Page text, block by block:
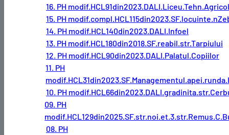
08. PH
09. PH
10. PH
11. PH
12. PH modif.HCL90din2023.DALI.Palatul.Copiilor
13. PH modif.HCL180din2018.SF.reabil.str.Tarpiului
14. PH modif.HCL140din2023.DALI.Infoel
15. PH
16. PH modif.HCL91din2023.DALI.Liceu.Tehn.Agricol